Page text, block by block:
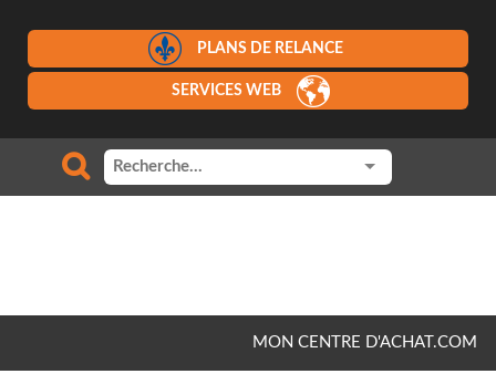
PLANS DE RELANCE
SERVICES WEB
MON CENTRE D'ACHAT.COM